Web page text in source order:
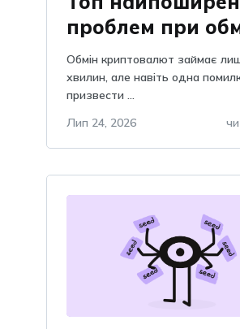
проблем при
криптовалют: як
уникнути
Обмін криптовалют займає
хвилин, але навіть одна
призвести ...
Лип 24, 2026